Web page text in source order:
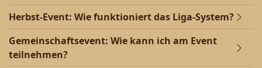
Herbst-Event: Wie funktioniert das Liga-System?
Gemeinschaftsevent: Wie kann ich am Event
teilnehmen?